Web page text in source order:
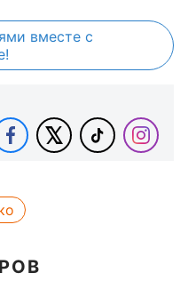
вместе с